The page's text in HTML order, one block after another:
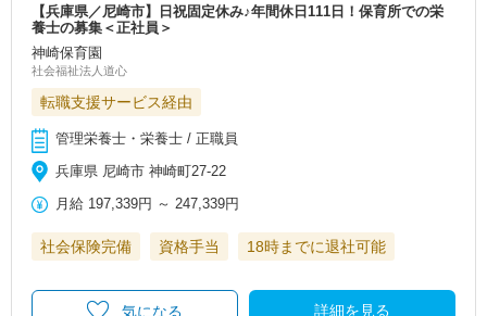
【兵庫県／尼崎市】日祝固定休み♪年間休日111日！保育所での栄
養士の募集＜正社員＞
神崎保育園
社会福祉法人道心
転職支援サービス経由
管理栄養士・栄養士 / 正職員
兵庫県 尼崎市 神崎町27-22
月給 197,339円 ～ 247,339円
社会保険完備 資格手当 18時までに退社可能
詳細を見る
気になる